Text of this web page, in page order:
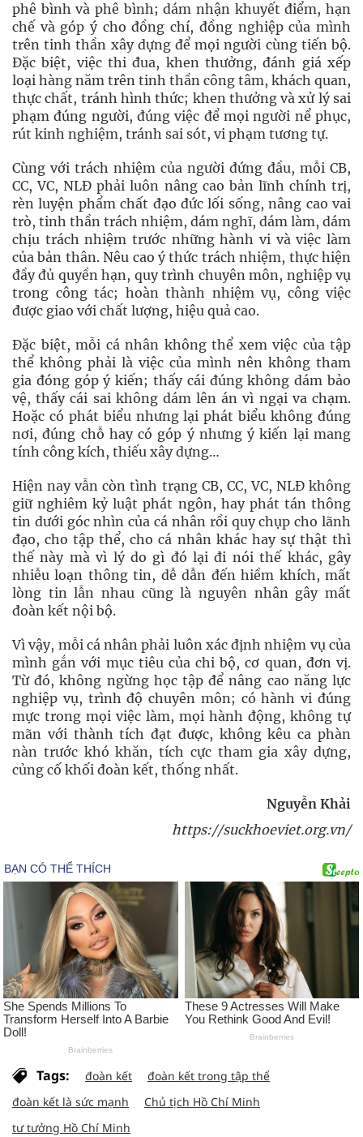
phê bình và phê bình; dám nhận khuyết điểm, hạn
chế và góp ý cho đồng chí, đồng nghiệp của mình
trên tinh thần xây dựng để mọi người cùng tiến bộ.
Đặc biệt, việc thi đua, khen thưởng, đánh giá xếp
loại hàng năm trên tinh thần công tâm, khách quan,
thực chất, tránh hình thức; khen thưởng và xử lý sai
phạm đúng người, đúng việc để mọi người nể phục,
rút kinh nghiệm, tránh sai sót, vi phạm tương tự.
Cùng với trách nhiệm của người đứng đầu, mỗi CB,
CC, VC, NLĐ phải luôn nâng cao bản lĩnh chính trị,
rèn luyện phẩm chất đạo đức lối sống, nâng cao vai
trò, tinh thần trách nhiệm, dám nghĩ, dám làm, dám
chịu trách nhiệm trước những hành vi và việc làm
của bản thân. Nêu cao ý thức trách nhiệm, thực hiện
đầy đủ quyền hạn, quy trình chuyên môn, nghiệp vụ
trong công tác; hoàn thành nhiệm vụ, công việc
được giao với chất lượng, hiệu quả cao.
Đặc biệt, mỗi cá nhân không thể xem việc của tập
thể không phải là việc của mình nên không tham
gia đóng góp ý kiến; thấy cái đúng không dám bảo
vệ, thấy cái sai không dám lên án vì ngại va chạm.
Hoặc có phát biểu nhưng lại phát biểu không đúng
nơi, đúng chỗ hay có góp ý nhưng ý kiến lại mang
tính công kích, thiếu xây dựng…
Hiện nay vẫn còn tình trạng CB, CC, VC, NLĐ không
giữ nghiêm kỷ luật phát ngôn, hay phát tán thông
tin dưới góc nhìn của cá nhân rồi quy chụp cho lãnh
đạo, cho tập thể, cho cá nhân khác hay sự thật thì
thế này mà vì lý do gì đó lại đi nói thế khác, gây
nhiễu loạn thông tin, dễ dẫn đến hiềm khích, mất
lòng tin lẫn nhau cũng là nguyên nhân gây mất
đoàn kết nội bộ.
Vì vậy, mỗi cá nhân phải luôn xác định nhiệm vụ của
mình gắn với mục tiêu của chi bộ, cơ quan, đơn vị.
Từ đó, không ngừng học tập để nâng cao năng lực
nghiệp vụ, trình độ chuyên môn; có hành vi đúng
mực trong mọi việc làm, mọi hành động, không tự
mãn với thành tích đạt được, không kêu ca phàn
nàn trước khó khăn, tích cực tham gia xây dựng,
củng cố khối đoàn kết, thống nhất.
Nguyễn Khải
https://suckhoeviet.org.vn/
Tags: đoàn kết
đoàn kết trong tập thể
đoàn kết là sức mạnh
Chủ tịch Hồ Chí Minh
tư tưởng Hồ Chí Minh